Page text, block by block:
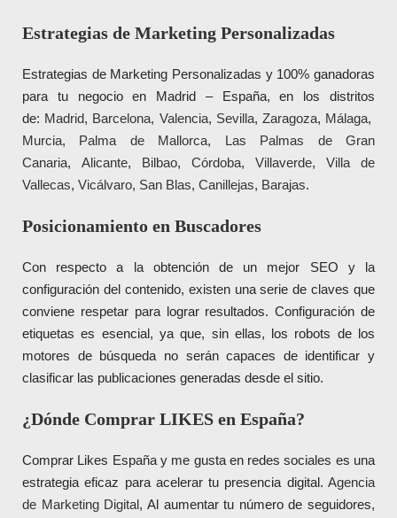
Estrategias de Marketing Personalizadas
Estrategias de Marketing Personalizadas y 100% ganadoras
para tu negocio en Madrid – España, en los distritos
de: Madrid, Barcelona, Valencia, Sevilla, Zaragoza, Málaga,
Murcia, Palma de Mallorca, Las Palmas de Gran
Canaria, Alicante, Bilbao, Córdoba, Villaverde, Villa de
Vallecas, Vicálvaro, San Blas, Canillejas, Barajas.
Posicionamiento en Buscadores
Con respecto a la obtención de un mejor SEO y la
configuración del contenido, existen una serie de claves que
conviene respetar para lograr resultados. Configuración de
etiquetas es esencial, ya que, sin ellas, los robots de los
motores de búsqueda no serán capaces de identificar y
clasificar las publicaciones generadas desde el sitio.
¿Dónde Comprar LIKES en España?
Comprar Likes España y me gusta en redes sociales es una
estrategia eficaz para acelerar tu presencia digital. Agencia
de Marketing Digital, Al aumentar tu número de seguidores,